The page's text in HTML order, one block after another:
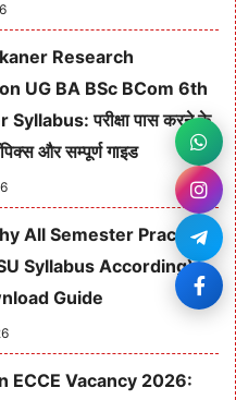
Research
UG BA BSc BCom 6th
परीक्षा पास करने के
और सम्पूर्ण गाइड
All Semester Practical
Syllabus According)
Guide
ECCE Vacancy 2026: